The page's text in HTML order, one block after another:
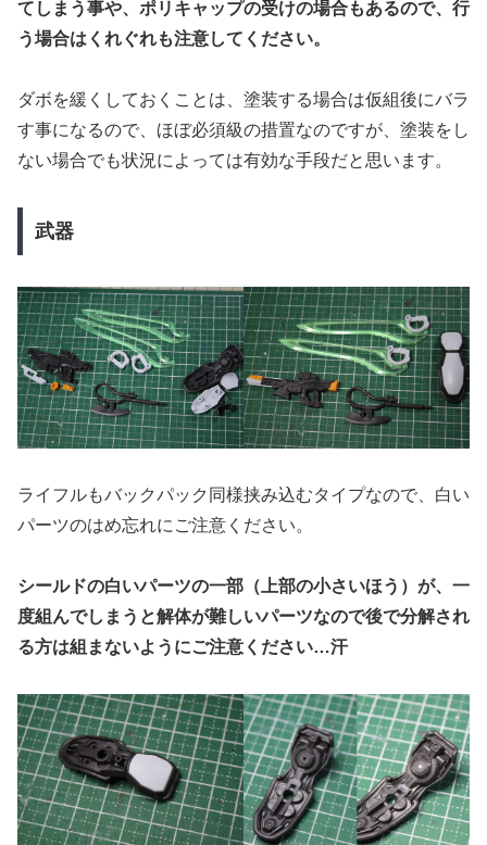
てしまう事や、ポリキャップの受けの場合もあるので、行
う場合はくれぐれも注意してください。
ダボを緩くしておくことは、塗装する場合は仮組後にバラ
す事になるので、ほぼ必須級の措置なのですが、塗装をし
ない場合でも状況によっては有効な手段だと思います。
武器
ライフルもバックパック同様挟み込むタイプなので、白い
パーツのはめ忘れにご注意ください。
シールドの白いパーツの一部（上部の小さいほう）が、一
度組んでしまうと解体が難しいパーツなので後で分解され
る方は組まないようにご注意ください…汗